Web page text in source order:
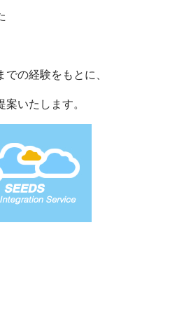
の経験をもとに、
いたします。